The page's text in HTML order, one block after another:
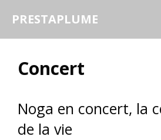
PRESTAPLUME
Concert
Noga en concert, la
de la vie